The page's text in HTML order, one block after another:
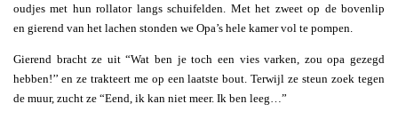
oudjes met hun rollator langs schuifelden. Met het zweet op de bovenlip
en gierend van het lachen stonden we Opa’s hele kamer vol te pompen.
Gierend bracht ze uit “Wat ben je toch een vies varken, zou opa gezegd
hebben!’’ en ze trakteert me op een laatste bout. Terwijl ze steun zoek tegen
de muur, zucht ze “Eend, ik kan niet meer. Ik ben leeg…”